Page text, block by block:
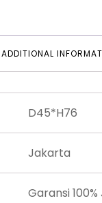
ADDITIONAL
D45*H76
Jakarta
Garansi